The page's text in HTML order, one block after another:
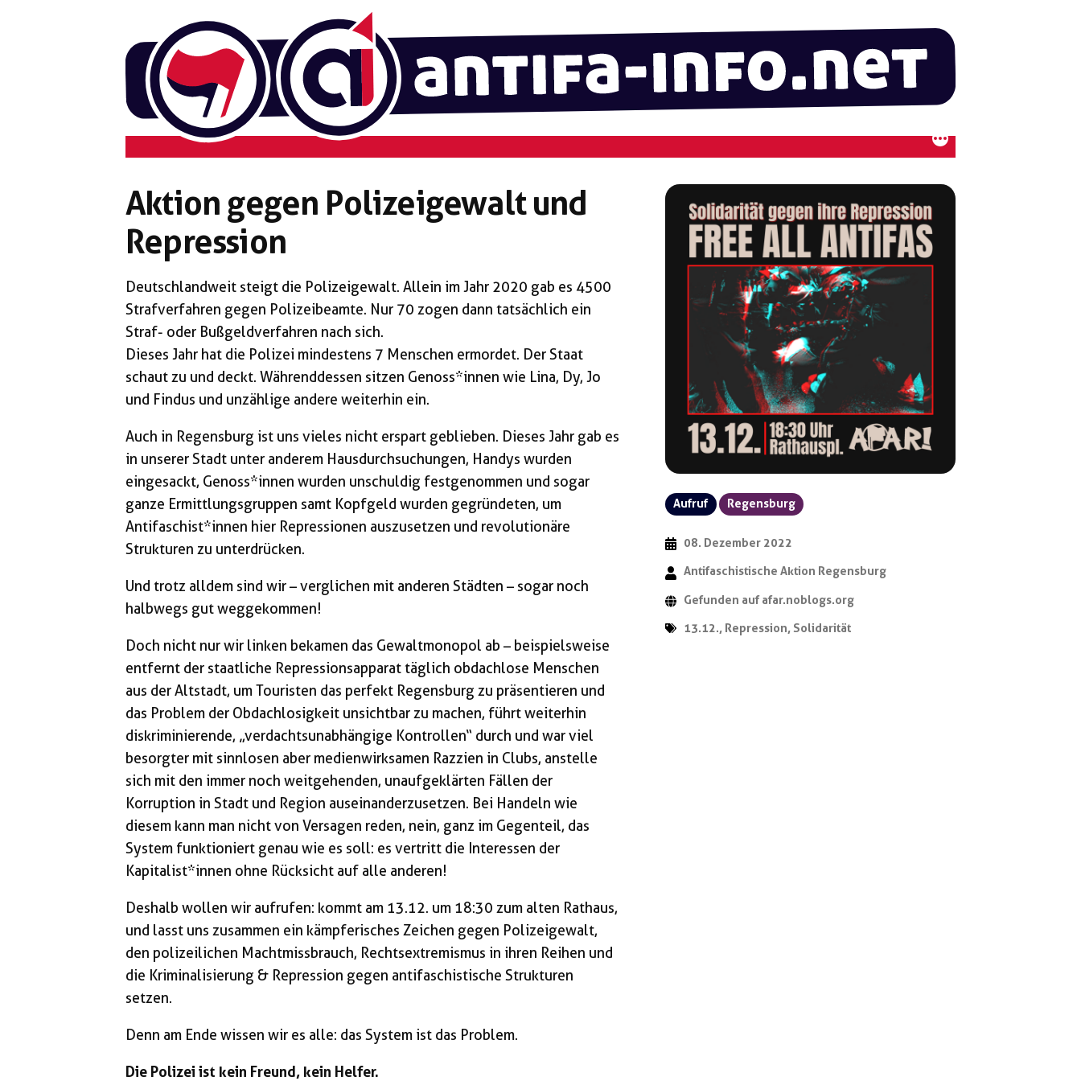
Aktion gegen Polizeigewalt und
Repression
Aufruf Regensburg
08. Dezember 2022
Antifaschistische Aktion Regensburg
Gefunden auf afar.noblogs.org
13.12., Repression, Solidarität
Deutschlandweit steigt die Polizeigewalt. Allein im Jahr 2020 gab es 4500
Strafverfahren gegen Polizeibeamte. Nur 70 zogen dann tatsächlich ein
Straf- oder Bußgeldverfahren nach sich.
Dieses Jahr hat die Polizei mindestens 7 Menschen ermordet. Der Staat
schaut zu und deckt. Währenddessen sitzen Genoss*innen wie Lina, Dy, Jo
und Findus und unzählige andere weiterhin ein.
Auch in Regensburg ist uns vieles nicht erspart geblieben. Dieses Jahr gab es
in unserer Stadt unter anderem Hausdurchsuchungen, Handys wurden
eingesackt, Genoss*innen wurden unschuldig festgenommen und sogar
ganze Ermittlungsgruppen samt Kopfgeld wurden gegründeten, um
Antifaschist*innen hier Repressionen auszusetzen und revolutionäre
Strukturen zu unterdrücken.
Und trotz alldem sind wir – verglichen mit anderen Städten – sogar noch
halbwegs gut weggekommen!
Doch nicht nur wir linken bekamen das Gewaltmonopol ab – beispielsweise
entfernt der staatliche Repressionsapparat täglich obdachlose Menschen
aus der Altstadt, um Touristen das perfekt Regensburg zu präsentieren und
das Problem der Obdachlosigkeit unsichtbar zu machen, führt weiterhin
diskriminierende, „verdachtsunabhängige Kontrollen“ durch und war viel
besorgter mit sinnlosen aber medienwirksamen Razzien in Clubs, anstelle
sich mit den immer noch weitgehenden, unaufgeklärten Fällen der
Korruption in Stadt und Region auseinanderzusetzen. Bei Handeln wie
diesem kann man nicht von Versagen reden, nein, ganz im Gegenteil, das
System funktioniert genau wie es soll: es vertritt die Interessen der
Kapitalist*innen ohne Rücksicht auf alle anderen!
Deshalb wollen wir aufrufen: kommt am 13.12. um 18:30 zum alten Rathaus,
und lasst uns zusammen ein kämpferisches Zeichen gegen Polizeigewalt,
den polizeilichen Machtmissbrauch, Rechtsextremismus in ihren Reihen und
die Kriminalisierung & Repression gegen antifaschistische Strukturen
setzen.
Denn am Ende wissen wir es alle: das System ist das Problem.
Die Polizei ist kein Freund, kein Helfer.